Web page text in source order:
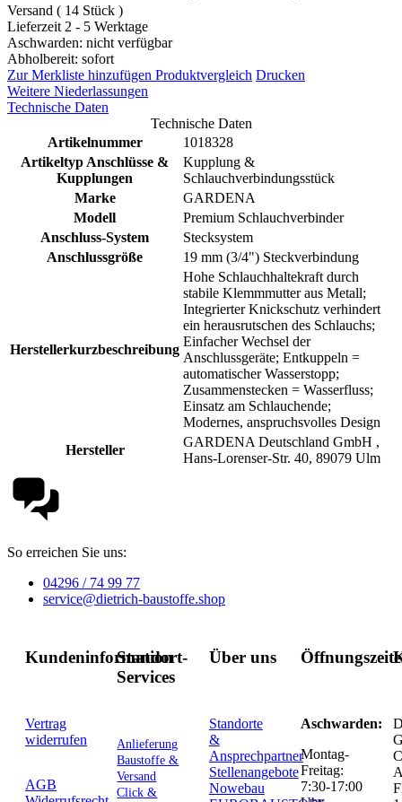
Versand ( 14 Stück )
Lieferzeit 2 - 5 Werktage
Aschwarden: nicht verfügbar
Abholbereit: sofort
Zur Merkliste hinzufügen Produktvergleich Drucken
Weitere Niederlassungen
Technische Daten
Technische Daten
Artikelnummer
1018328
Artikeltyp Anschlüsse &
Kupplungen
Kupplung &
Schlauchverbindungsstück
Marke
GARDENA
Modell
Premium Schlauchverbinder
Anschluss-System
Stecksystem
Anschlussgröße
19 mm (3/4") Steckverbindung
Herstellerkurzbeschreibung
Hohe Schlauchhaltekraft durch
stabile Klemmmutter aus Metall;
Integrierter Knickschutz verhindert
ein herausrutschen des Schlauchs;
Einfacher Wechsel der
Anschlussgeräte; Entkuppeln =
automatischer Wasserstopp;
Zusammenstecken = Wasserfluss;
Einsatz am Schlauchende;
Modernes, anspruchsvolles Design
Hersteller
GARDENA Deutschland GmbH ,
Hans-Lorenser-Str. 40, 89079 Ulm
So erreichen Sie uns:
04296 / 74 99 77
service@dietrich-baustoffe.shop
Kundeninformation
Vertrag
widerrufen
AGB
Standort-
Services
Anlieferung
Baustoffe &
Versand
Click &
Über uns
Standorte
&
Ansprechpartner
Stellenangebote
Nowebau
Aschwarden:
Montag-
Freitag:
7:30-17:00